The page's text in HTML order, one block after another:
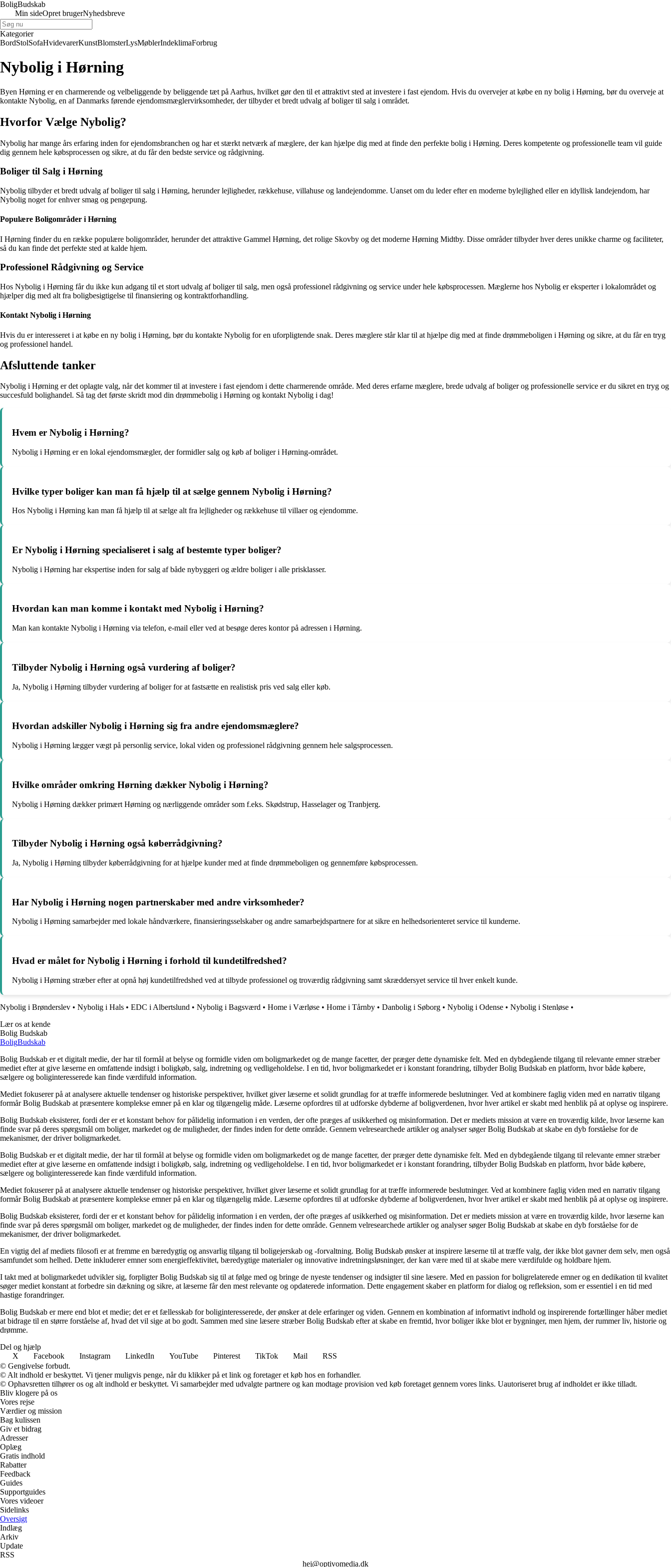
BoligBudskab
Min sideOpret brugerNyhedsbreve
Kategorier
BordStolSofaHvidevarerKunstBlomsterLysMøblerIndeklimaForbrug
Nybolig i Hørning
Byen Hørning er en charmerende og velbeliggende by beliggende tæt på Aarhus, hvilket gør den til et attraktivt sted at investere i fast ejendom. Hvis du overvejer at købe en ny bolig i Hørning, bør du overveje at
kontakte Nybolig, en af Danmarks førende ejendomsmæglervirksomheder, der tilbyder et bredt udvalg af boliger til salg i området.
Hvorfor Vælge Nybolig?
Nybolig har mange års erfaring inden for ejendomsbranchen og har et stærkt netværk af mæglere, der kan hjælpe dig med at finde den perfekte bolig i Hørning. Deres kompetente og professionelle team vil guide
dig gennem hele købsprocessen og sikre, at du får den bedste service og rådgivning.
Boliger til Salg i Hørning
Nybolig tilbyder et bredt udvalg af boliger til salg i Hørning, herunder lejligheder, rækkehuse, villahuse og landejendomme. Uanset om du leder efter en moderne bylejlighed eller en idyllisk landejendom, har
Nybolig noget for enhver smag og pengepung.
Populære Boligområder i Hørning
I Hørning finder du en række populære boligområder, herunder det attraktive Gammel Hørning, det rolige Skovby og det moderne Hørning Midtby. Disse områder tilbyder hver deres unikke charme og faciliteter,
så du kan finde det perfekte sted at kalde hjem.
Professionel Rådgivning og Service
Hos Nybolig i Hørning får du ikke kun adgang til et stort udvalg af boliger til salg, men også professionel rådgivning og service under hele købsprocessen. Mæglerne hos Nybolig er eksperter i lokalområdet og
hjælper dig med alt fra boligbesigtigelse til finansiering og kontraktforhandling.
Kontakt Nybolig i Hørning
Hvis du er interesseret i at købe en ny bolig i Hørning, bør du kontakte Nybolig for en uforpligtende snak. Deres mæglere står klar til at hjælpe dig med at finde drømmeboligen i Hørning og sikre, at du får en tryg
og professionel handel.
Afsluttende tanker
Nybolig i Hørning er det oplagte valg, når det kommer til at investere i fast ejendom i dette charmerende område. Med deres erfarne mæglere, brede udvalg af boliger og professionelle service er du sikret en tryg og
succesfuld bolighandel. Så tag det første skridt mod din drømmebolig i Hørning og kontakt Nybolig i dag!
Hvem er Nybolig i Hørning?
Nybolig i Hørning er en lokal ejendomsmægler, der formidler salg og køb af boliger i Hørning-området.
Hvilke typer boliger kan man få hjælp til at sælge gennem Nybolig i Hørning?
Hos Nybolig i Hørning kan man få hjælp til at sælge alt fra lejligheder og rækkehuse til villaer og ejendomme.
Er Nybolig i Hørning specialiseret i salg af bestemte typer boliger?
Nybolig i Hørning har ekspertise inden for salg af både nybyggeri og ældre boliger i alle prisklasser.
Hvordan kan man komme i kontakt med Nybolig i Hørning?
Man kan kontakte Nybolig i Hørning via telefon, e-mail eller ved at besøge deres kontor på adressen i Hørning.
Tilbyder Nybolig i Hørning også vurdering af boliger?
Ja, Nybolig i Hørning tilbyder vurdering af boliger for at fastsætte en realistisk pris ved salg eller køb.
Hvordan adskiller Nybolig i Hørning sig fra andre ejendomsmæglere?
Nybolig i Hørning lægger vægt på personlig service, lokal viden og professionel rådgivning gennem hele salgsprocessen.
Hvilke områder omkring Hørning dækker Nybolig i Hørning?
Nybolig i Hørning dækker primært Hørning og nærliggende områder som f.eks. Skødstrup, Hasselager og Tranbjerg.
Tilbyder Nybolig i Hørning også køberrådgivning?
Ja, Nybolig i Hørning tilbyder køberrådgivning for at hjælpe kunder med at finde drømmeboligen og gennemføre købsprocessen.
Har Nybolig i Hørning nogen partnerskaber med andre virksomheder?
Nybolig i Hørning samarbejder med lokale håndværkere, finansieringsselskaber og andre samarbejdspartnere for at sikre en helhedsorienteret service til kunderne.
Hvad er målet for Nybolig i Hørning i forhold til kundetilfredshed?
Nybolig i Hørning stræber efter at opnå høj kundetilfredshed ved at tilbyde professionel og troværdig rådgivning samt skræddersyet service til hver enkelt kunde.
Nybolig i Brønderslev • Nybolig i Hals • EDC i Albertslund • Nybolig i Bagsværd • Home i Værløse • Home i Tårnby • Danbolig i Søborg • Nybolig i Odense • Nybolig i Stenløse •
Lær os at kende
Bolig Budskab
BoligBudskab
Bolig Budskab er et digitalt medie, der har til formål at belyse og formidle viden om boligmarkedet og de mange facetter, der præger dette dynamiske felt. Med en dybdegående tilgang til relevante emner stræber
mediet efter at give læserne en omfattende indsigt i boligkøb, salg, indretning og vedligeholdelse. I en tid, hvor boligmarkedet er i konstant forandring, tilbyder Bolig Budskab en platform, hvor både købere,
sælgere og boliginteresserede kan finde værdifuld information.
Mediet fokuserer på at analysere aktuelle tendenser og historiske perspektiver, hvilket giver læserne et solidt grundlag for at træffe informerede beslutninger. Ved at kombinere faglig viden med en narrativ tilgang
formår Bolig Budskab at præsentere komplekse emner på en klar og tilgængelig måde. Læserne opfordres til at udforske dybderne af boligverdenen, hvor hver artikel er skabt med henblik på at oplyse og inspirere.
Bolig Budskab eksisterer, fordi der er et konstant behov for pålidelig information i en verden, der ofte præges af usikkerhed og misinformation. Det er mediets mission at være en troværdig kilde, hvor læserne kan
finde svar på deres spørgsmål om boliger, markedet og de muligheder, der findes inden for dette område. Gennem velresearchede artikler og analyser søger Bolig Budskab at skabe en dyb forståelse for de
mekanismer, der driver boligmarkedet.
Bolig Budskab er et digitalt medie, der har til formål at belyse og formidle viden om boligmarkedet og de mange facetter, der præger dette dynamiske felt. Med en dybdegående tilgang til relevante emner stræber
mediet efter at give læserne en omfattende indsigt i boligkøb, salg, indretning og vedligeholdelse. I en tid, hvor boligmarkedet er i konstant forandring, tilbyder Bolig Budskab en platform, hvor både købere,
sælgere og boliginteresserede kan finde værdifuld information.
Mediet fokuserer på at analysere aktuelle tendenser og historiske perspektiver, hvilket giver læserne et solidt grundlag for at træffe informerede beslutninger. Ved at kombinere faglig viden med en narrativ tilgang
formår Bolig Budskab at præsentere komplekse emner på en klar og tilgængelig måde. Læserne opfordres til at udforske dybderne af boligverdenen, hvor hver artikel er skabt med henblik på at oplyse og inspirere.
Bolig Budskab eksisterer, fordi der er et konstant behov for pålidelig information i en verden, der ofte præges af usikkerhed og misinformation. Det er mediets mission at være en troværdig kilde, hvor læserne kan
finde svar på deres spørgsmål om boliger, markedet og de muligheder, der findes inden for dette område. Gennem velresearchede artikler og analyser søger Bolig Budskab at skabe en dyb forståelse for de
mekanismer, der driver boligmarkedet.
En vigtig del af mediets filosofi er at fremme en bæredygtig og ansvarlig tilgang til boligejerskab og -forvaltning. Bolig Budskab ønsker at inspirere læserne til at træffe valg, der ikke blot gavner dem selv, men også
samfundet som helhed. Dette inkluderer emner som energieffektivitet, bæredygtige materialer og innovative indretningsløsninger, der kan være med til at skabe mere værdifulde og holdbare hjem.
I takt med at boligmarkedet udvikler sig, forpligter Bolig Budskab sig til at følge med og bringe de nyeste tendenser og indsigter til sine læsere. Med en passion for boligrelaterede emner og en dedikation til kvalitet
søger mediet konstant at forbedre sin dækning og sikre, at læserne får den mest relevante og opdaterede information. Dette engagement skaber en platform for dialog og refleksion, som er essentiel i en tid med
hastige forandringer.
Bolig Budskab er mere end blot et medie; det er et fællesskab for boliginteresserede, der ønsker at dele erfaringer og viden. Gennem en kombination af informativt indhold og inspirerende fortællinger håber mediet
at bidrage til en større forståelse af, hvad det vil sige at bo godt. Sammen med sine læsere stræber Bolig Budskab efter at skabe en fremtid, hvor boliger ikke blot er bygninger, men hjem, der rummer liv, historie og
drømme.
Del og hjælp
X
Facebook Instagram LinkedIn YouTube Pinterest TikTok Mail
RSS
© Gengivelse forbudt.
© Alt indhold er beskyttet. Vi tjener muligvis penge, når du klikker på et link og foretager et køb hos en forhandler.
© Ophavsretten tilhører os og alt indhold er beskyttet. Vi samarbejder med udvalgte partnere og kan modtage provision ved køb foretaget gennem vores links. Uautoriseret brug af indholdet er ikke tilladt.
Bliv klogere på os
Vores rejse
Værdier og mission
Bag kulissen
Giv et bidrag
Adresser
Oplæg
Gratis indhold
Rabatter
Feedback
Guides
Supportguides
Vores videoer
Sidelinks
Oversigt
Indlæg
Arkiv
Update
RSS
hej@optivomedia.dk